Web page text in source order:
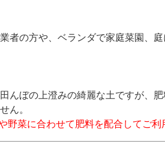
者の方や、ベランダで家庭菜園、
んぼの上澄みの綺麗な土ですが、
ん。
野菜に合わせて肥料を配合してご利